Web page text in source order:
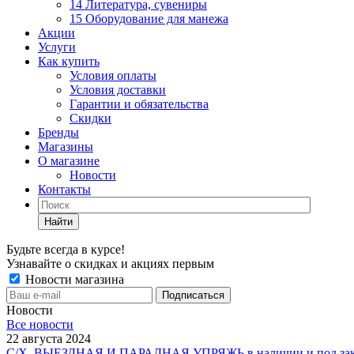
14 Литература, сувениры
15 Оборудование для манежа
Акции
Услуги
Как купить
Условия оплаты
Условия доставки
Гарантии и обязательства
Скидки
Бренды
Магазины
О магазине
Новости
Контакты
Найти
Будьте всегда в курсе!
Узнавайте о скидках и акциях первым
Новости магазина
Новости
Все новости
22 августа 2024